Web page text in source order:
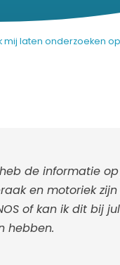
mij laten onderzoeken op
de informatie op
en motoriek
of kan ik dit bij
hebben.